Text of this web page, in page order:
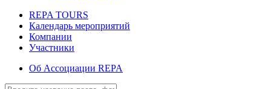
REPA TOURS
Календарь мероприятий
Компании
Участники
Об Ассоциации REPA